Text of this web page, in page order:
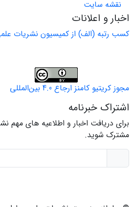
نقشه سایت
اخبار و اعلانات
کسب رتبه (الف) از کمیسیون نشریات علمی
مجوز کریتیو کامنز ارجاع 4.0 بین‌المللی
اشتراک خبرنامه
برای دریافت اخبار و اطلاعیه های مهم
مشترک شوید.